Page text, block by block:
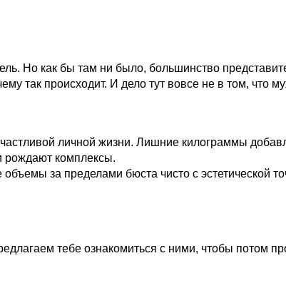
Но как бы там ни было, большинство
так происходит. И дело тут вовсе не в том, что
личной жизни. Лишние килограммы
рождают комплексы.
за пределами бюста чисто с эстетической
тебе ознакомиться с ними, чтобы потом